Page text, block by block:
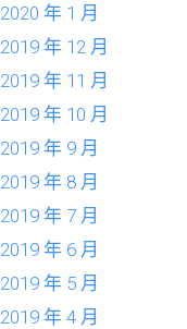
2020 年 1 月
2019 年 12 月
2019 年 11 月
2019 年 10 月
2019 年 9 月
2019 年 8 月
2019 年 7 月
2019 年 6 月
2019 年 5 月
2019 年 4 月